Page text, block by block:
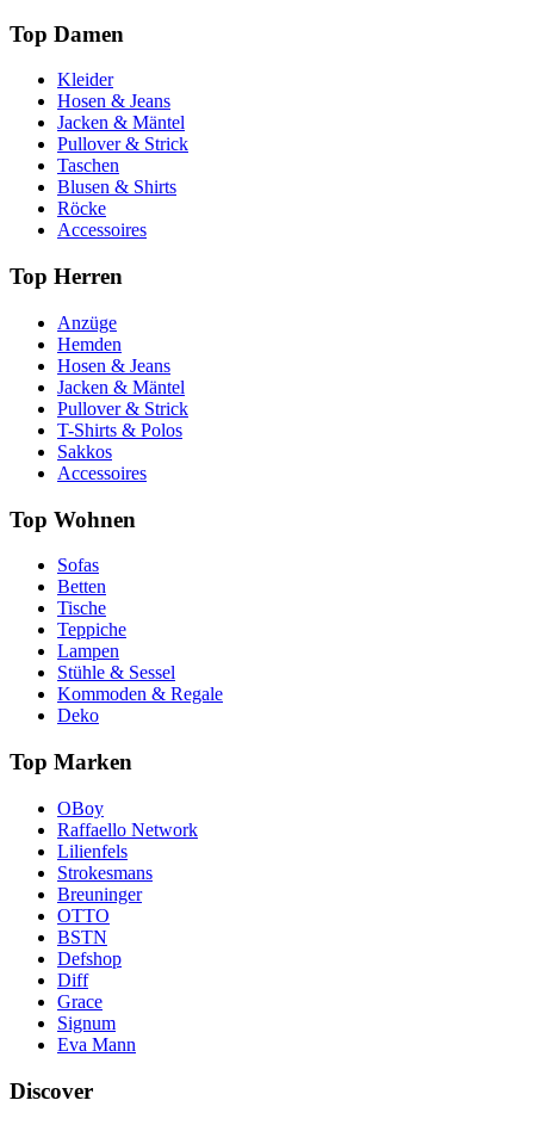
Top Damen
Kleider
Hosen & Jeans
Jacken & Mäntel
Pullover & Strick
Taschen
Blusen & Shirts
Röcke
Accessoires
Top Herren
Anzüge
Hemden
Hosen & Jeans
Jacken & Mäntel
Pullover & Strick
T-Shirts & Polos
Sakkos
Accessoires
Top Wohnen
Sofas
Betten
Tische
Teppiche
Lampen
Stühle & Sessel
Kommoden & Regale
Deko
Top Marken
OBoy
Raffaello Network
Lilienfels
Strokesmans
Breuninger
OTTO
BSTN
Defshop
Diff
Grace
Signum
Eva Mann
Discover